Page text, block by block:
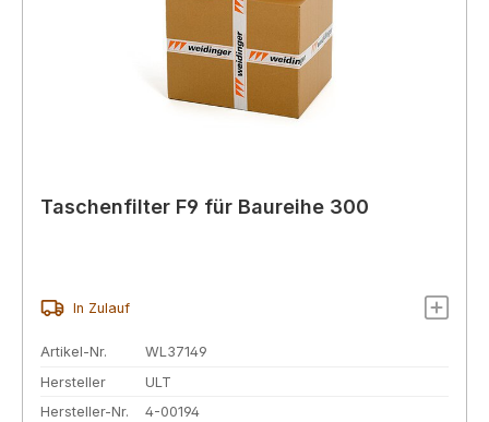
Taschenfilter F9 für Baureihe 300
In Zulauf
Artikel-Nr.
WL37149
Hersteller
ULT
Hersteller-Nr.
4-00194